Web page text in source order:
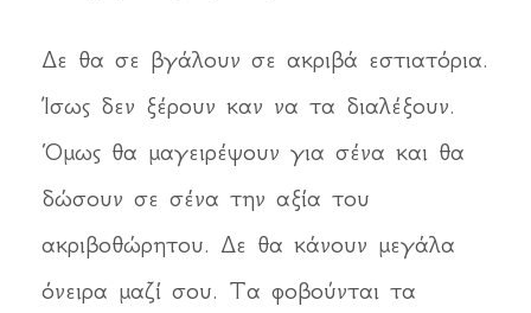
Δε θα σε βγάλουν σε ακριβά εστιατόρια.
Ίσως δεν ξέρουν καν να τα διαλέξουν.
Όμως θα μαγειρέψουν για σένα και θα
δώσουν σε σένα την αξία του
ακριβοθώρητου. Δε θα κάνουν μεγάλα
όνειρα μαζί σου. Τα φοβούνται τα